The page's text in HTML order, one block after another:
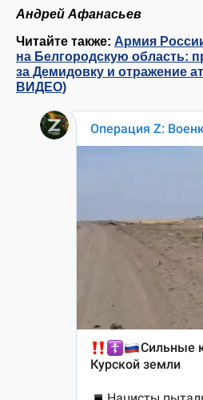
Андрей Афанасьев
Читайте также: Армия
на Белгородскую область:
за Демидовку и отражение
ВИДЕО)